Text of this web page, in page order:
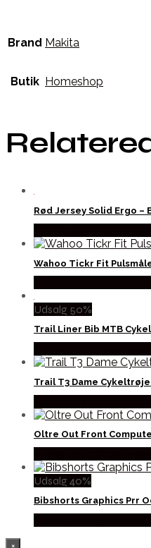
Brand Makita
Butik Homeshop
Rød Jersey Solid Ergo –
Wahoo Tickr Fit
Udsalg 50%
Trail Liner Bib MTB
Trail T3 Dame
Oltre Out Front
Udsalg 40%
Bibshorts Graphics Prr
×